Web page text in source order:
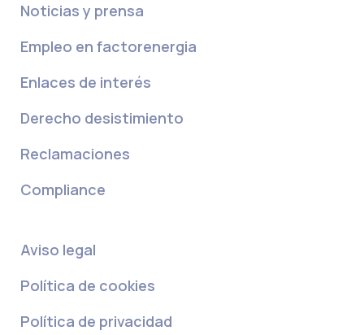
Noticias y prensa
Empleo en factorenergia
Enlaces de interés
Derecho desistimiento
Reclamaciones
Compliance
Aviso legal
Política de cookies
Política de privacidad